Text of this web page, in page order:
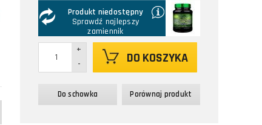
Produkt niedostępny
Sprawdź najlepszy
zamiennik
-
+
DO KOSZYKA
Do schowka Porównaj produkt